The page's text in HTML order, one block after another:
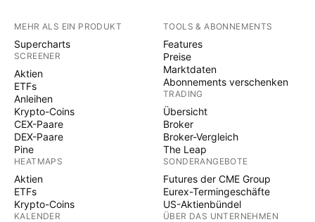
MEHR ALS EIN PRODUKT
Supercharts
SCREENER
Aktien
ETFs
Anleihen
Krypto-Coins
CEX-Paare
DEX-Paare
Pine
HEATMAPS
Aktien
ETFs
Krypto-Coins
KALENDER
TOOLS & ABONNEMENTS
Features
Preise
Marktdaten
Abonnements verschenken
TRADING
Übersicht
Broker
Broker-Vergleich
The Leap
SONDERANGEBOTE
Futures der CME Group
Eurex-Termingeschäfte
US-Aktienbündel
ÜBER DAS UNTERNEHMEN